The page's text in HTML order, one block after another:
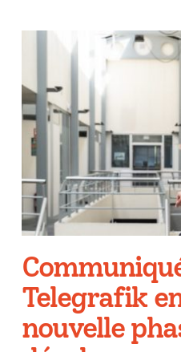
Telegrafik
nouvelle